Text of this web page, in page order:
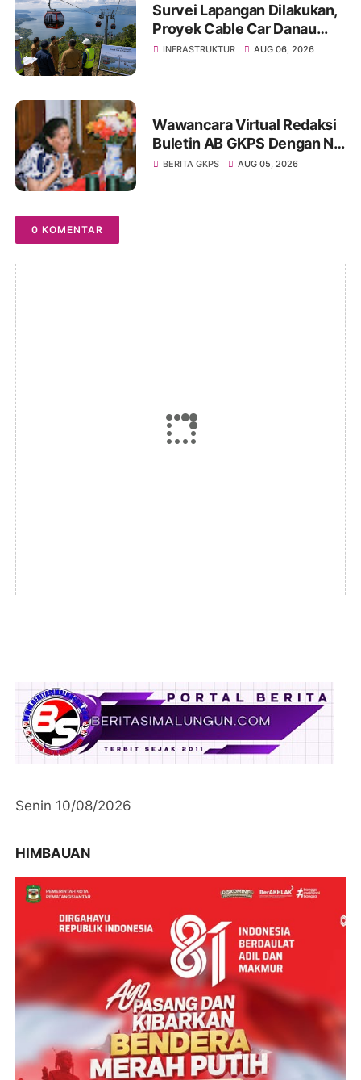
Survei Lapangan Dilakukan,
Proyek Cable Car Danau
Toba Masih Terkendala
INFRASTRUKTUR AUG 06, 2026
Wawancara Virtual Redaksi
Buletin AB GKPS Dengan Ny
St RK Purba Pakpak Boru
BERITA GKPS AUG 05, 2026
0 KOMENTAR
Senin 10/08/2026
HIMBAUAN